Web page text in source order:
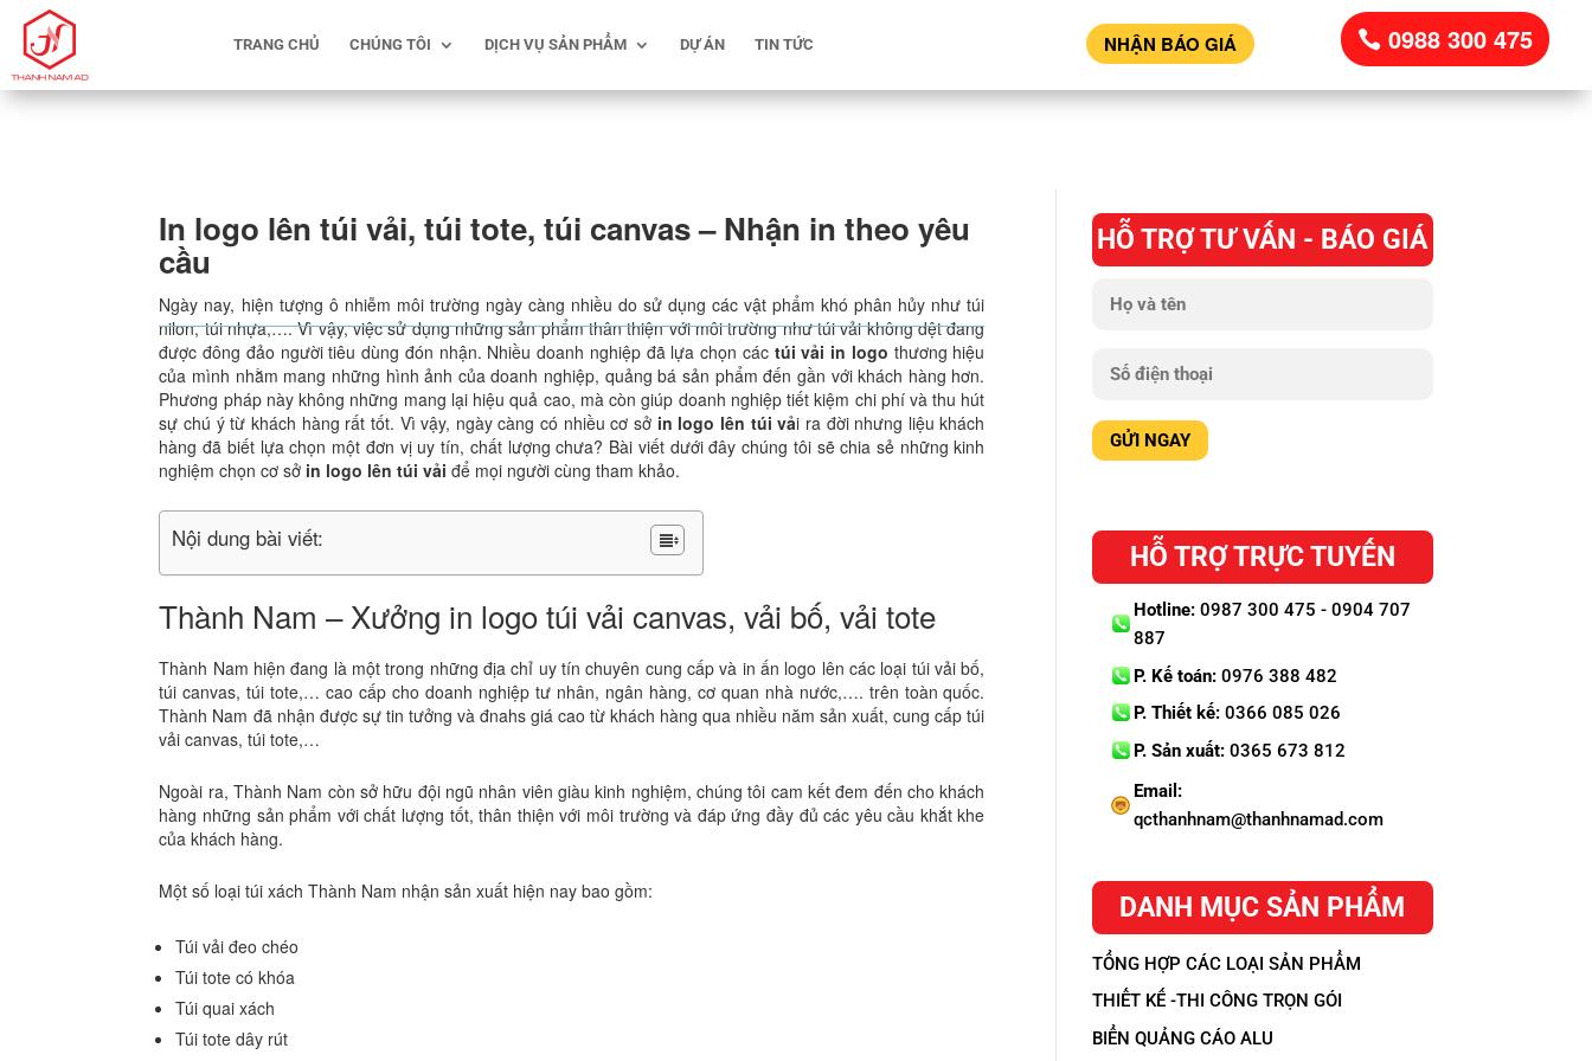
TRANG CHỦ CHÚNG TÔI DỊCH VỤ SẢN PHẨM DỰ ÁN TIN TỨC NHẬN BÁO GIÁ 0988 300 475
In logo lên túi vải, túi tote, túi canvas – Nhận in theo yêu
cầu
Ngày nay, hiện tượng ô nhiễm môi trường ngày càng nhiều do sử dụng các vật phẩm khó phân hủy như túi
nilon, túi nhựa,…. Vì vậy, việc sử dụng những sản phẩm thân thiện với môi trường như túi vải không dệt đang
được đông đảo người tiêu dùng đón nhận. Nhiều doanh nghiệp đã lựa chọn các túi vải in logo thương hiệu
của mình nhằm mang những hình ảnh của doanh nghiệp, quảng bá sản phẩm đến gần với khách hàng hơn.
Phương pháp này không những mang lại hiệu quả cao, mà còn giúp doanh nghiệp tiết kiệm chi phí và thu hút
sự chú ý từ khách hàng rất tốt. Vì vậy, ngày càng có nhiều cơ sở in logo lên túi vải ra đời nhưng liệu khách
hàng đã biết lựa chọn một đơn vị uy tín, chất lượng chưa? Bài viết dưới đây chúng tôi sẽ chia sẻ những kinh
nghiệm chọn cơ sở in logo lên túi vải để mọi người cùng tham khảo.
Nội dung bài viết:
Thành Nam – Xưởng in logo túi vải canvas, vải bố, vải tote
Thành Nam hiện đang là một trong những địa chỉ uy tín chuyên cung cấp và in ấn logo lên các loại túi vải bố,
túi canvas, túi tote,… cao cấp cho doanh nghiệp tư nhân, ngân hàng, cơ quan nhà nước,…. trên toàn quốc.
Thành Nam đã nhận được sự tin tưởng và đnahs giá cao từ khách hàng qua nhiều năm sản xuất, cung cấp túi
vải canvas, túi tote,…
Ngoài ra, Thành Nam còn sở hữu đội ngũ nhân viên giàu kinh nghiệm, chúng tôi cam kết đem đến cho khách
hàng những sản phẩm với chất lượng tốt, thân thiện với môi trường và đáp ứng đầy đủ các yêu cầu khắt khe
của khách hàng.
Một số loại túi xách Thành Nam nhận sản xuất hiện nay bao gồm:
Túi vải đeo chéo
Túi tote có khóa
Túi quai xách
Túi tote dây rút
HỖ TRỢ TƯ VẤN - BÁO GIÁ
HỖ TRỢ TRỰC TUYẾN
Hotline:0987 300 475 - 0904 707
887
P. Kế toán:0976 388 482
P. Thiết kế:0366 085 026
P. Sản xuất:0365 673 812
Email:
qcthanhnam@thanhnamad.com
DANH MỤC SẢN PHẨM
TỔNG HỢP CÁC LOẠI SẢN PHẨM
THIẾT KẾ -THI CÔNG TRỌN GÓI
BIỂN QUẢNG CÁO ALU